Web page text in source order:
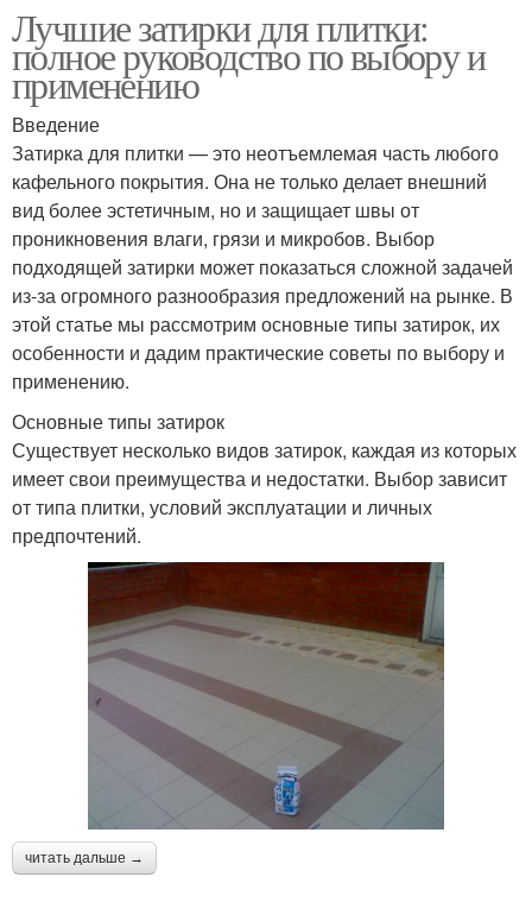
Лучшие затирки для плитки:
полное руководство по выбору и
применению
Введение
Затирка для плитки — это неотъемлемая часть любого
кафельного покрытия. Она не только делает внешний
вид более эстетичным, но и защищает швы от
проникновения влаги, грязи и микробов. Выбор
подходящей затирки может показаться сложной задачей
из-за огромного разнообразия предложений на рынке. В
этой статье мы рассмотрим основные типы затирок, их
особенности и дадим практические советы по выбору и
применению.
Основные типы затирок
Существует несколько видов затирок, каждая из которых
имеет свои преимущества и недостатки. Выбор зависит
от типа плитки, условий эксплуатации и личных
предпочтений.
читать дальше →